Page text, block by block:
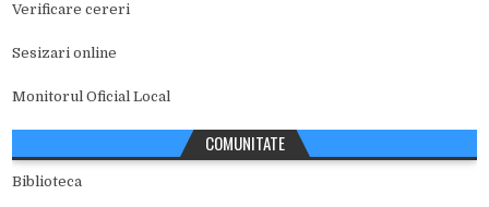
Verificare cereri
Sesizari online
Monitorul Oficial Local
COMUNITATE
Biblioteca